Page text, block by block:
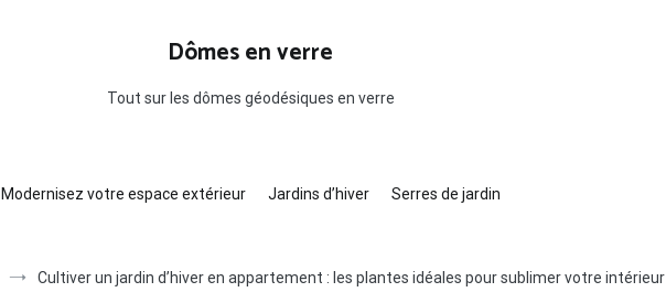
Dômes en verre
Tout sur les dômes géodésiques en verre
Modernisez votre espace extérieur Jardins d’hiver Serres de jardin
Cultiver un jardin d’hiver en appartement : les plantes idéales pour sublimer votre intérieur